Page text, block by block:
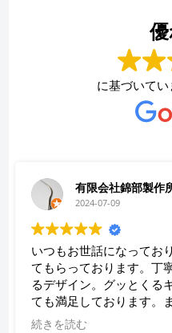
に基づいてい
有限会社錦部製作
2024-07-09
いつもお世話になってお
てもらっております。丁
るデザイン。グッとくる
ても満足しております。
対応していただき、助か
続きを読む